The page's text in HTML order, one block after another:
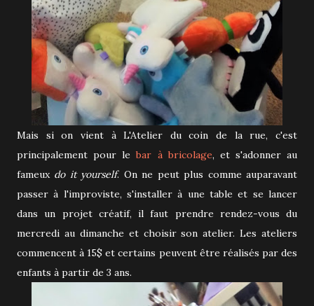
Mais si on vient à L'Atelier du coin de la rue, c'est
principalement pour lebar à bricolage, et s'adonner au
fameux do it yourself. On ne peut plus comme auparavant
passer à l'improviste, s'installer à une table et se lancer
dans un projet créatif, il faut prendre rendez-vous du
mercredi au dimanche et choisir son atelier. Les ateliers
commencent à 15$ et certains peuvent être réalisés par des
enfants à partir de 3 ans.